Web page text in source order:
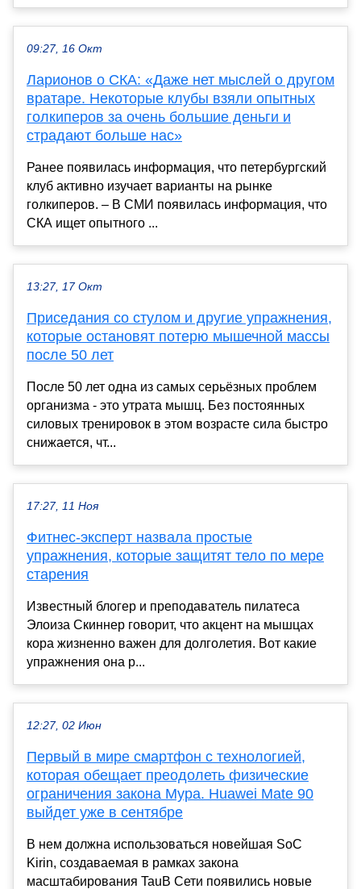
09:27, 16 Окт
Ларионов о СКА: «Даже нет мыслей о другом
вратаре. Некоторые клубы взяли опытных
голкиперов за очень большие деньги и
страдают больше нас»
Ранее появилась информация, что петербургский
клуб активно изучает варианты на рынке
голкиперов. – В СМИ появилась информация, что
СКА ищет опытного ...
13:27, 17 Окт
Приседания со стулом и другие упражнения,
которые остановят потерю мышечной массы
после 50 лет
После 50 лет одна из самых серьёзных проблем
организма - это утрата мышц. Без постоянных
силовых тренировок в этом возрасте сила быстро
снижается, чт...
17:27, 11 Ноя
Фитнес-эксперт назвала простые
упражнения, которые защитят тело по мере
старения
Известный блогер и преподаватель пилатеса
Элоиза Скиннер говорит, что акцент на мышцах
кора жизненно важен для долголетия. Вот какие
упражнения она р...
12:27, 02 Июн
Первый в мире смартфон с технологией,
которая обещает преодолеть физические
ограничения закона Мура. Huawei Mate 90
выйдет уже в сентябре
В нем должна использоваться новейшая SoC
Kirin, создаваемая в рамках закона
масштабирования TauВ Сети появились новые